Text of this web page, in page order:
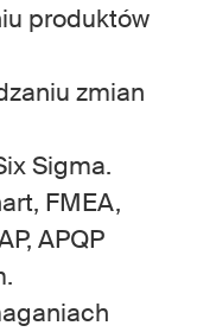
produktów
zmian
Sigma.
FMEA,
APQP